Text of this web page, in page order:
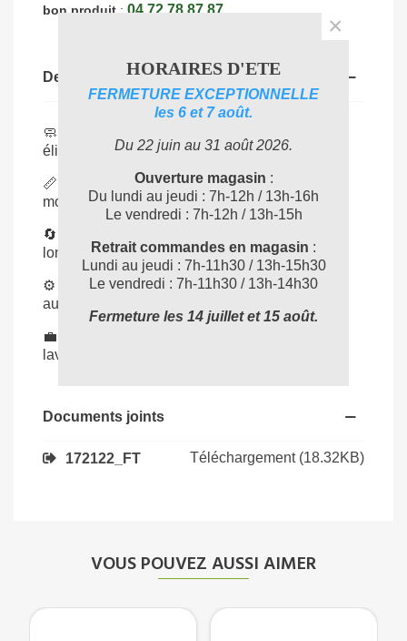
bon produit : 04 72 78 87 87
Description
🧼
éliminent salissures et traces facilement.
📏 Largeur 25 cm: format idéal pour petites et
moyennes surfaces vitrées.
🔄
longue durée de vie.
⚙️ Compatible UNGER: s’adapte parfaitement
aux supports de mouilleurs de la marque.
💼
laveurs de vitres, hôtels et bureaux.
Documents joints
172122_FT Téléchargement (18.32KB)
VOUS POUVEZ AUSSI AIMER
HORAIRES D'ETE
FERMETURE EXCEPTIONNELLE
les 6 et 7 août.
Du 22 juin au 31 août 2026.
Ouverture magasin :
Du lundi au jeudi : 7h-12h / 13h-16h
Le vendredi : 7h-12h / 13h-15h
Retrait commandes en magasin :
Lundi au jeudi : 7h-11h30 / 13h-15h30
Le vendredi : 7h-11h30 / 13h-14h30
Fermeture les 14 juillet et 15 août.
×